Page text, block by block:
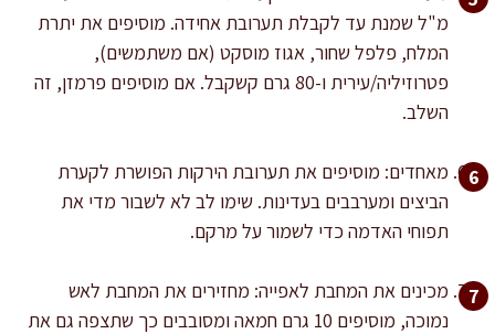
מ"ל שמנת עד לקבלת תערובת אחידה. מוסיפים את יתרת
המלח, פלפל שחור, אגוז מוסקט (אם משתמשים),
פטרוזיליה/עירית ו-80 גרם קשקבל. אם מוסיפים פרמזן, זה
השלב.
מאחדים: מוסיפים את תערובת הירקות הפושרת לקערת
הביצים ומערבבים בעדינות. שימו לב לא לשבור מדי את
תפוחי האדמה כדי לשמור על מרקם.
מכינים את המחבת לאפייה: מחזירים את המחבת לאש
נמוכה, מוסיפים 10 גרם חמאה ומסובבים כך שתצפה גם את